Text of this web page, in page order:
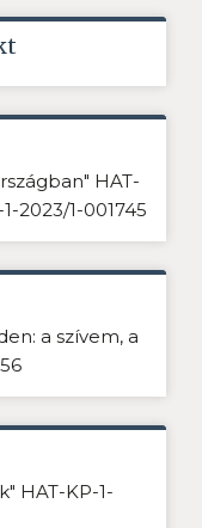
HAT-
2023/1-001745
a szívem, a
HAT-KP-1-